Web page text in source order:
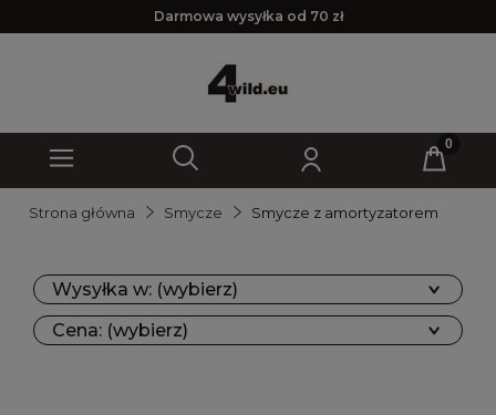
Darmowa wysyłka od 70 zł
Strona główna Smycze Smycze z amortyzatorem
Wysyłka w: (wybierz)
Cena: (wybierz)